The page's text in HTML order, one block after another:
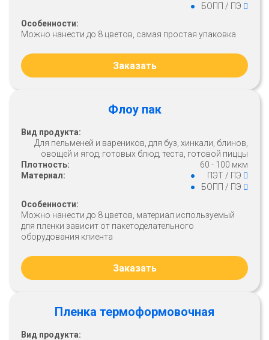
БОПП / ПЭ
Особенности:
Можно нанести до 8 цветов, самая простая упаковка
Заказать
Флоу пак
Вид продукта:
Для пельменей и вареников, для буз, хинкали, блинов,
овощей и ягод, готовых блюд, теста, готовой пиццы
Плотность:
60 - 100 мкм
Материал:
ПЭТ / ПЭ
БОПП / ПЭ
Особенности:
Можно нанести до 8 цветов, материал используемый
для пленки зависит от пакетоделательного
оборудования клиента
Заказать
Пленка термоформовочная
Вид продукта: